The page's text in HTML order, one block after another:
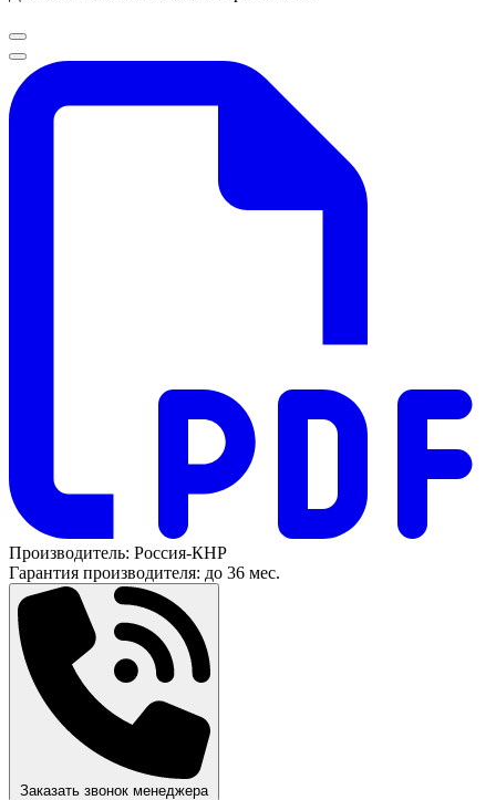
Производитель: Россия-КНР
Гарантия производителя: до 36 мес.
Заказать звонок менеджера